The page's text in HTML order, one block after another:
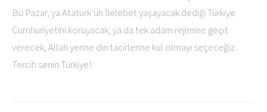
Bu Pazar, ya Atatürk’ün İlelebet yaşayacak dediği Türkiye
Cumhuriyetini koruyacak; ya da tek adam rejimine geçit
verecek; Allah yerine din tacirlerine kul olmayı seçeceğiz..
Tercih senin Türkiye!